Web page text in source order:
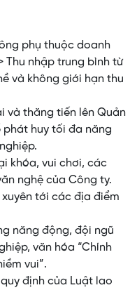
phụ thuộc doanh
Thu nhập trung bình từ
và không giới hạn thu
và thăng tiến lên Quản
phát huy tối đa năng
khóa, vui chơi, các
nghệ của Công ty.
tới các địa điểm
năng động, đội ngũ
văn hóa “Chính
vui”.
định của Luật lao